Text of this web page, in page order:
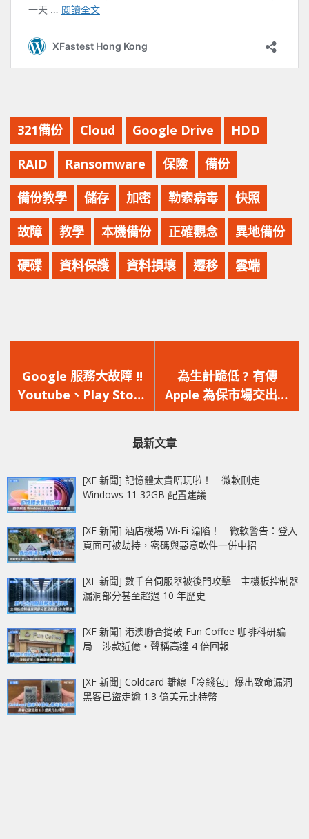
321備份 Cloud Google Drive HDD
RAID Ransomware 保險 備份
備份教學 儲存 加密 勒索病毒 快照
故障 教學 本機備份 正確觀念 異地備份
硬碟 資料保護 資料損壞 遷移 雲端
一
篇
文
Google 服務大故障 !!
Youtube、Play Store
等多個平台受影響
一
篇
文
為生計跪低 ? 有傳
Apple 為保市場交出中
國內 Data Center 的
最新文章
[XF 新聞] 記憶體太貴唔玩啦！ 微軟刪走
Windows 11 32GB 配置建議
[XF 新聞] 酒店機場 Wi-Fi 淪陷！ 微軟警告：登入
頁面可被劫持，密碼與惡意軟件一併中招
[XF 新聞] 數千台伺服器被後門攻擊 主機板控制器
漏洞部分甚至超過 10 年歷史
[XF 新聞] 港澳聯合搗破 Fun Coffee 咖啡科研騙
局 涉款近億‧聲稱高達 4 倍回報
[XF 新聞] Coldcard 離線「冷錢包」爆出致命漏洞
黑客已盜走逾 1.3 億美元比特幣